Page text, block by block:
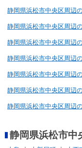
静岡県浜松市中央区周辺
静岡県浜松市中央区周辺
静岡県浜松市中央区周辺
静岡県浜松市中央区周辺
静岡県浜松市中央区周辺
静岡県浜松市中央区周辺
静岡県浜松市中央区周辺
静岡県浜松市中